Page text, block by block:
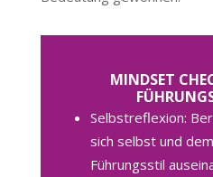
MINDSET
Selbstreflexion:
sich selbst und
Führungsstil